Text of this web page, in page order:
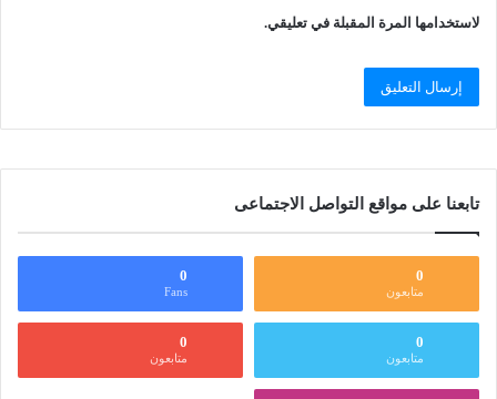
لاستخدامها المرة المقبلة في تعليقي.
تابعنا على مواقع التواصل الاجتماعى
0
متابعون
0
Fans
0
متابعون
0
متابعون